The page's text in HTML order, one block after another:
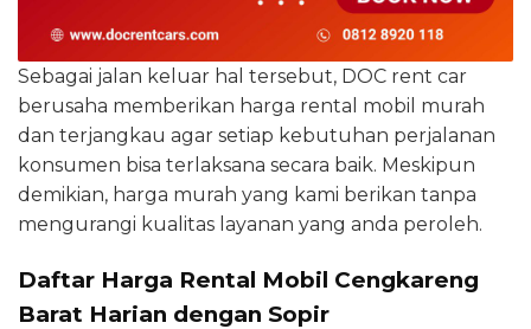
Sebagai jalan keluar hal tersebut, DOC rent car
berusaha memberikan harga rental mobil murah
dan terjangkau agar setiap kebutuhan perjalanan
konsumen bisa terlaksana secara baik. Meskipun
demikian, harga murah yang kami berikan tanpa
mengurangi kualitas layanan yang anda peroleh.
Daftar Harga Rental Mobil Cengkareng
Barat Harian dengan Sopir